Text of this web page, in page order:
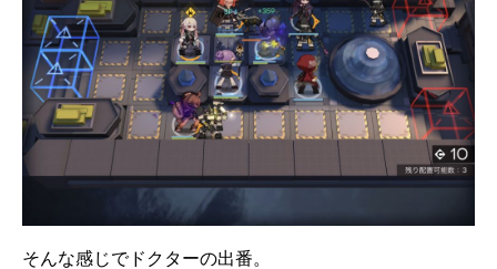
そんな感じでドクターの出番。